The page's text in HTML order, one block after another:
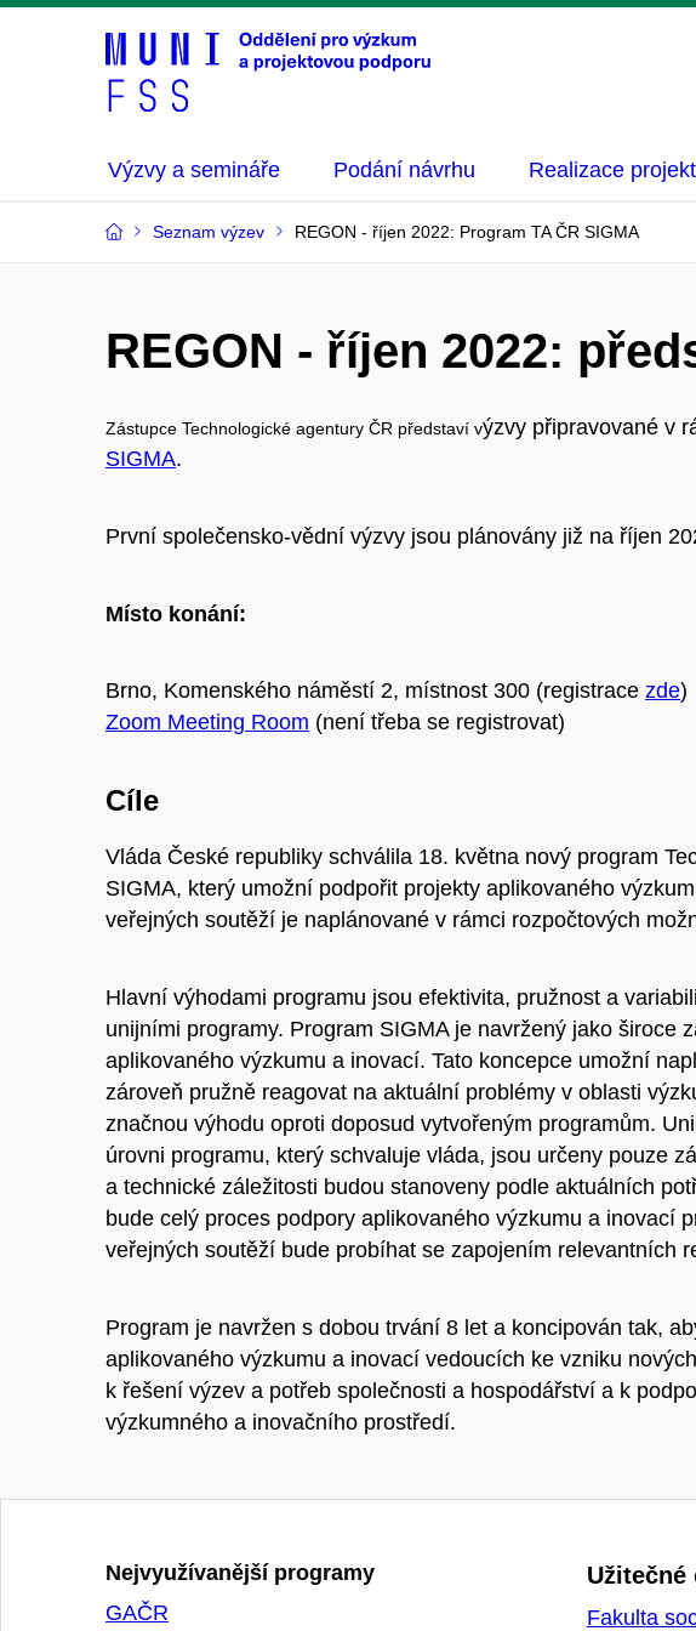
Výzvy a semináře Podání návrhu Realizace
Seznam výzev REGON - říjen 2022: Program TA ČR SIGMA
REGON - říjen 2022:
Zástupce Technologické agentury ČR představí výzvy připravované v
SIGMA.
První společensko-vědní výzvy jsou plánovány již na říjen
Místo konání:
Brno, Komenského náměstí 2, místnost 300 (registrace zde)
Zoom Meeting Room (není třeba se registrovat)
Cíle
Vláda České republiky schválila 18. května nový program
SIGMA, který umožní podpořit projekty aplikovaného
veřejných soutěží je naplánované v rámci rozpočtových
Hlavní výhodami programu jsou efektivita, pružnost a
unijními programy. Program SIGMA je navržený jako široce
aplikovaného výzkumu a inovací. Tato koncepce umožní
zároveň pružně reagovat na aktuální problémy v oblasti
značnou výhodu oproti doposud vytvořeným programům.
úrovni programu, který schvaluje vláda, jsou určeny pouze
a technické záležitosti budou stanoveny podle aktuálních
bude celý proces podpory aplikovaného výzkumu a inovací
veřejných soutěží bude probíhat se zapojením relevantních
Program je navržen s dobou trvání 8 let a koncipován tak,
aplikovaného výzkumu a inovací vedoucích ke vzniku
k řešení výzev a potřeb společnosti a hospodářství a k
výzkumného a inovačního prostředí.
Nejvyužívanější programy
GAČR
Užitečné
Fakulta